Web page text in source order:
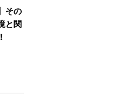
その
と関